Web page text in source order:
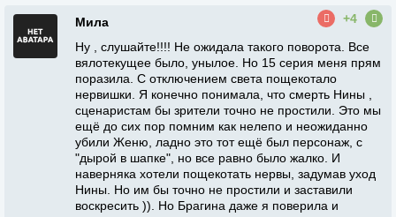
Мила
+4
Ну , слушайте!!!! Не ожидала такого поворота. Все
вялотекущее было, унылое. Но 15 серия меня прям
поразила. С отключением света пощекотало
нервишки. Я конечно понимала, что смерть Нины ,
сценаристам бы зрители точно не простили. Это мы
ещё до сих пор помним как нелепо и неожиданно
убили Женю, ладно это тот ещё был персонаж, с
"дырой в шапке", но все равно было жалко. И
наверняка хотели пощекотать нервы, задумав уход
Нины. Но им бы точно не простили и заставили
воскресить )). Но Брагина даже я поверила и